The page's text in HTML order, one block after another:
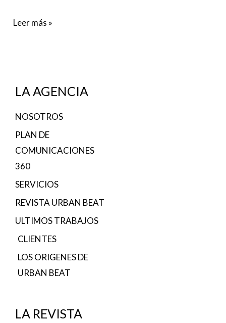
Leer más »
LA AGENCIA
NOSOTROS
PLAN DE
COMUNICACIONES
360
SERVICIOS
REVISTA URBAN BEAT
ULTIMOS TRABAJOS
CLIENTES
LOS ORIGENES DE
URBAN BEAT
LA REVISTA